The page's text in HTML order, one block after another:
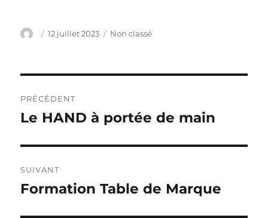
Auteur
Publié
12 juillet 2023 Catégories
Non classé
de
PRÉCÉDENT
Publication
Le HAND à portée de main
SUIVANT
Publication
Formation Table de Marque